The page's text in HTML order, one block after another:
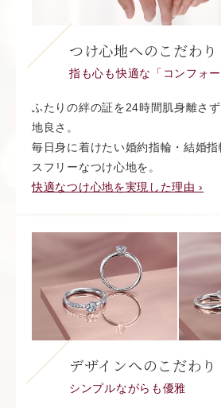
つけ心地へのこだわり
指も心も快適な「コンフォー
ふたりの絆の証を24時間肌身離さ
地良さ。
毎日身に着けたい婚約指輪・結婚
スフリーなつけ心地を。
快適なつけ心地を実現した理由 ›
デザインへのこだわり
シンプルながらも優雅